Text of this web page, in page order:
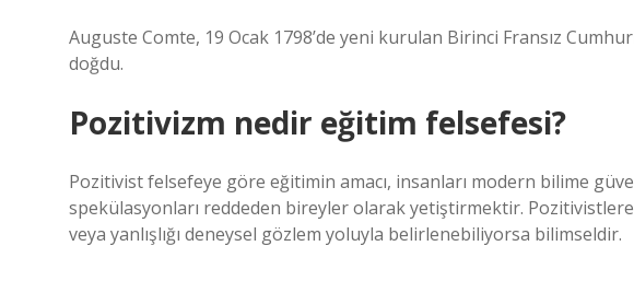
Auguste Comte, 19 Ocak 1798’de yeni kurulan Birinci Fransız
doğdu.
Pozitivizm nedir eğitim felsefesi?
Pozitivist felsefeye göre eğitimin amacı, insanları modern bilime
spekülasyonları reddeden bireyler olarak yetiştirmektir.
veya yanlışlığı deneysel gözlem yoluyla belirlenebiliyorsa bilimseldir.